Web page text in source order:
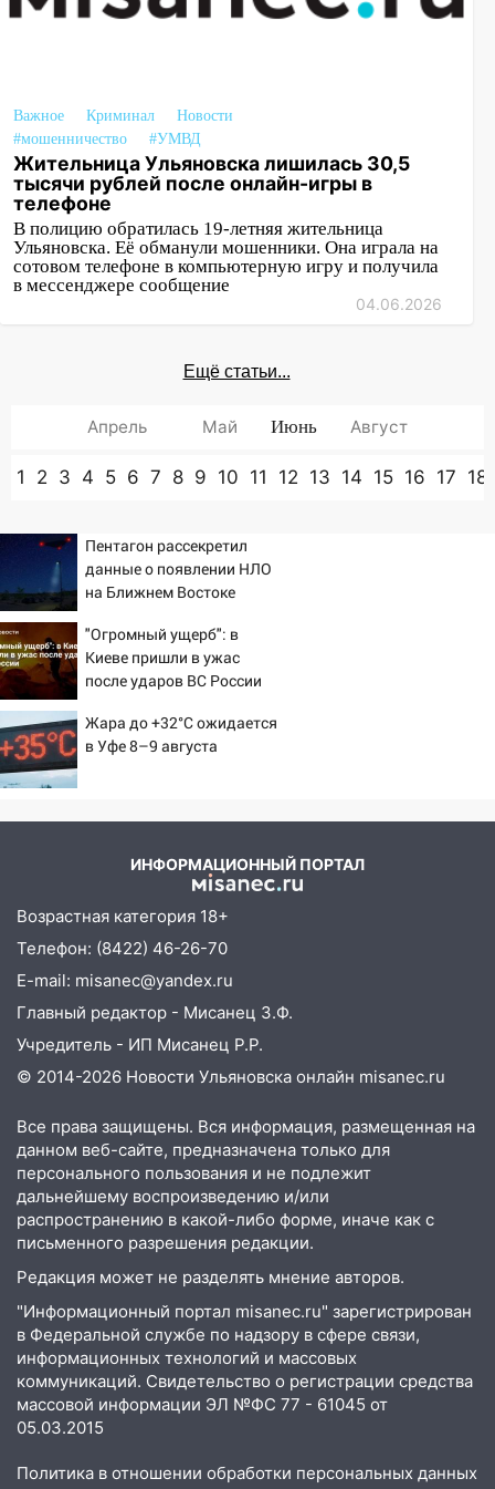
Важное Криминал
Новости
#мошенничество
#УМВД
Жительница Ульяновска лишилась 30,5
тысячи рублей после онлайн-игры в
телефоне
В полицию обратилась 19-летняя жительница
Ульяновска. Её обманули мошенники. Она играла на
сотовом телефоне в компьютерную игру и получила
в мессенджере сообщение
04.06.2026
Ещё статьи...
Апрель Май Июнь Август
1 2 3 4 5 6 7 8 9 10 11 12 13 14 15 16 17 18
Пентагон рассекретил
данные о появлении НЛО
на Ближнем Востоке
"Огромный ущерб": в
Киеве пришли в ужас
после ударов ВС России
Жара до +32°C ожидается
в Уфе 8–9 августа
ИНФОРМАЦИОННЫЙ ПОРТАЛ
Возрастная категория 18+
Телефон: (8422) 46-26-70
E-mail: misanec@yandex.ru
Главный редактор - Мисанец З.Ф.
Учредитель - ИП Мисанец Р.Р.
© 2014-2026 Новости Ульяновска онлайн misanec.ru
Все права защищены. Вся информация, размещенная на
данном веб-сайте, предназначена только для
персонального пользования и не подлежит
дальнейшему воспроизведению и/или
распространению в какой-либо форме, иначе как с
письменного разрешения редакции.
Редакция может не разделять мнение авторов.
"Информационный портал misanec.ru" зарегистрирован
в Федеральной службе по надзору в сфере связи,
информационных технологий и массовых
коммуникаций. Свидетельство о регистрации средства
массовой информации ЭЛ №ФС 77 - 61045 от
05.03.2015
Политика в отношении обработки персональных данных